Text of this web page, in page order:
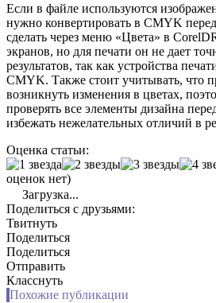
Если в файле используются
нужно конвертировать в CMYK
сделать через меню «Цвета» в
экранов, но для печати он не дает
результатов, так как устройства
CMYK. Также стоит учитывать, что
возникнуть изменения в цветах,
проверять все элементы дизайна
избежать нежелательных отличий в
Оценка статьи:
оценок нет)
Загрузка...
Поделиться с друзьями:
Твитнуть
Поделиться
Поделиться
Отправить
Класснуть
Похожие публикации